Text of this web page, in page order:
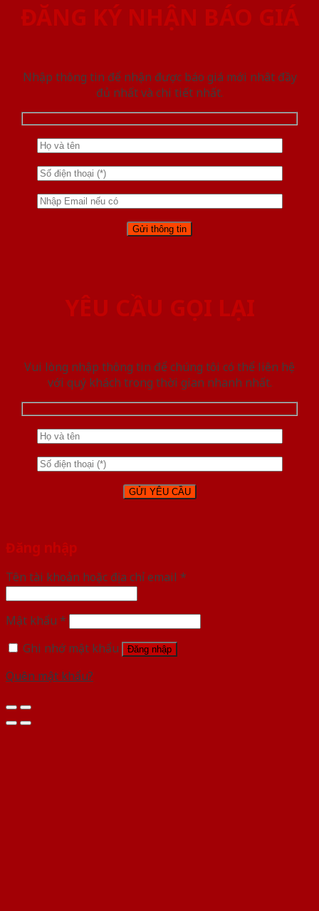
ĐĂNG KÝ NHẬN BÁO GIÁ
Nhập thông tin để nhận được báo giá mới nhât đầy
đủ nhất và chi tiết nhất.
YÊU CẦU GỌI LẠI
Vui lòng nhập thông tin để chúng tôi có thể liên hệ
với quý khách trong thời gian nhanh nhất.
Đăng nhập
Tên tài khoản hoặc địa chỉ email *
Mật khẩu *
Ghi nhớ mật khẩu
Đăng nhập
Quên mật khẩu?